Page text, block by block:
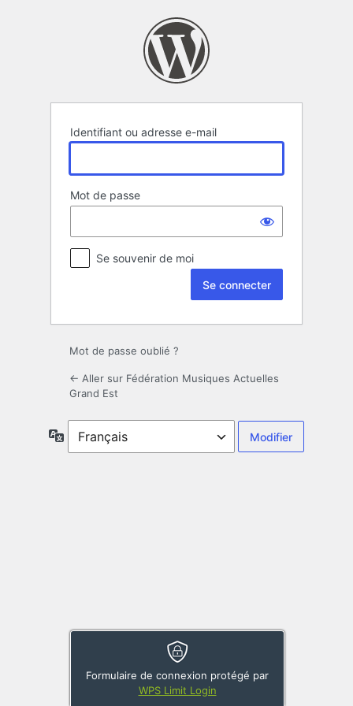
Identifiant ou adresse e-mail
Mot de passe
Formulaire de connexion protégé par
WPS Limit Login
Se souvenir de moi
Mot de passe oublié ?
← Aller sur Fédération Musiques Actuelles
Grand Est
Langue